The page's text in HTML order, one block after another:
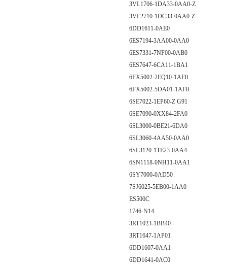
3VL1706-1DA33-0AA0-Z
3VL2710-1DC33-0AA0-Z
6DD1611-0AE0
6ES7194-3AA00-0AA0
6ES7331-7NF00-0AB0
6ES7647-6CA11-1BA1
6FX5002-2EQ10-1AF0
6FX5002-5DA01-1AF0
6SE7022-1EP60-Z G91
6SE7090-0XX84-2FA0
6SL3000-0BE21-6DA0
6SL3060-4AA50-0AA0
6SL3120-1TE23-0AA4
6SN1118-0NH11-0AA1
6SY7000-0AD50
7SJ6025-5EB00-1AA0
ES500C
1746-N14
3RT1023-1BB40
3RT1647-1AP01
6DD1607-0AA1
6DD1641-0AC0